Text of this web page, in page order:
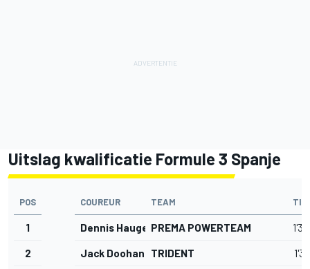
Uitslag kwalificatie Formule 3 Spanje
POS COUREUR TEAM
1 Dennis HaugerPREMA POWERTEAM
2 Jack Doohan TRIDENT